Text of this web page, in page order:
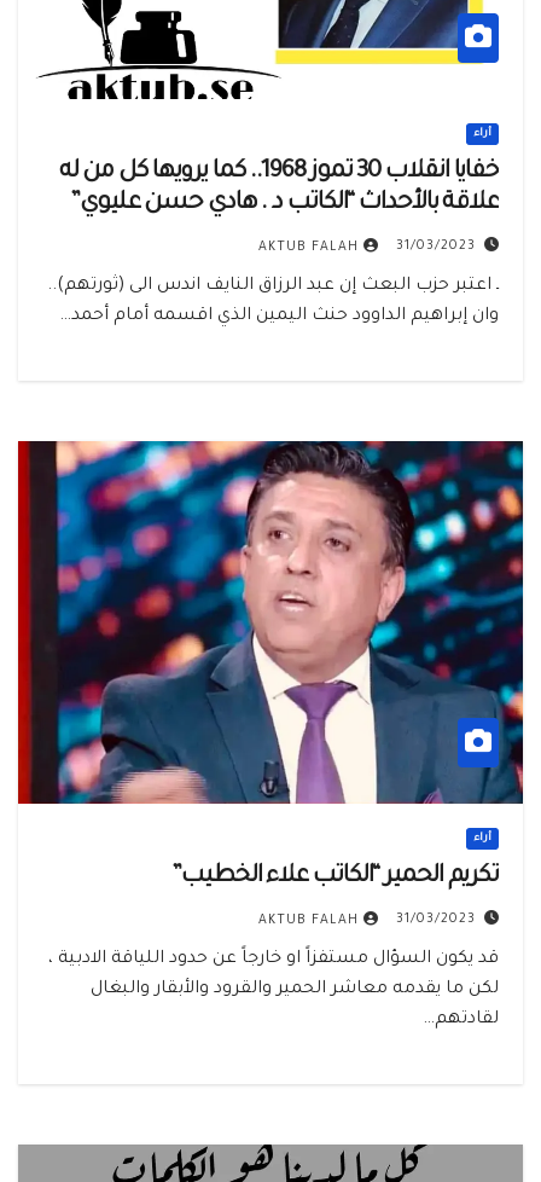
أراء
خفايا انقلاب 30 تموز 1968.. كما يرويها كل من له
علاقة بالأحداث “الكاتب د . هادي حسن عليوي”
31/03/2023
AKTUB FALAH
ـ اعتبر حزب البعث إن عبد الرزاق النايف اندس الى (ثورتهم)..
وان إبراهيم الداوود حنث اليمين الذي اقسمه أمام أحمد…
أراء
تكريم الحمير “الكاتب علاء الخطيب”
31/03/2023
AKTUB FALAH
قد يكون السؤال مستفزاً او خارجاً عن حدود اللياقة الادبية ،
لكن ما يقدمه معاشر الحمير والقرود والأبقار والبغال
لقادتهم…